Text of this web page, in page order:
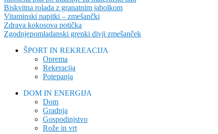
Biskvitna rolada z granatnim jabolkom
Vitaminski napitki – zmešančki
Zdrava kokosova potička
Zgodnjepomladanski grenki divji zmešanček
ŠPORT IN REKREACIJA
Oprema
Rekeracija
Potepanja
DOM IN ENERGIJA
Dom
Gradnja
Gospodinjstvo
Rože in vrt